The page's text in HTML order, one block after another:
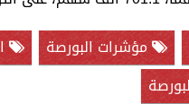
مؤشرات البورصة